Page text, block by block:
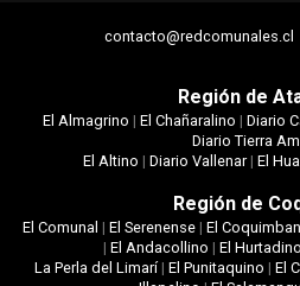
Región de
El Almagrino | El Chañaralino | Diario
Diario Tierra
El Altino | Diario Vallenar| El
Región de
El Comunal | El Serenense| El
| El Andacollino | El Hurtadino
La Perla del Limarí|El Punitaquino |El